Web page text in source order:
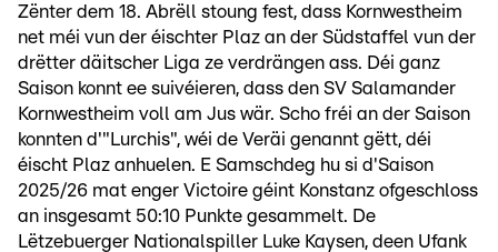
Zënter dem 18. Abrëll stoung fest, dass Kornwestheim
net méi vun der éischter Plaz an der Südstaffel vun der
drëtter däitscher Liga ze verdrängen ass. Déi ganz
Saison konnt ee suivéieren, dass den SV Salamander
Kornwestheim voll am Jus wär. Scho fréi an der Saison
konnten d'"Lurchis", wéi de Veräi genannt gëtt, déi
éischt Plaz anhuelen. E Samschdeg hu si d'Saison
2025/26 mat enger Victoire géint Konstanz ofgeschloss
an insgesamt 50:10 Punkte gesammelt. De
Lëtzebuerger Nationalspiller Luke Kaysen, deen Ufank